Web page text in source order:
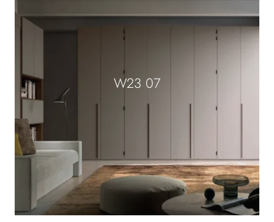
W23 07